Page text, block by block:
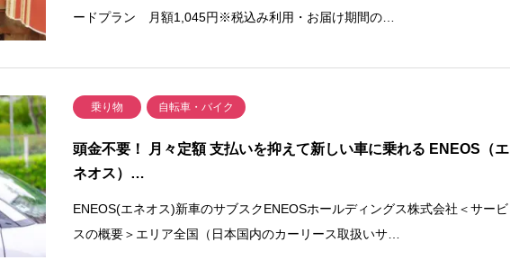
ードプラン 月額1,045円※税込み利用・お届け期間の…
乗り物 自転車・バイク
頭金不要！ 月々定額 支払いを抑えて新しい車に乗れる ENEOS（エ
ネオス）…
ENEOS(エネオス)新車のサブスクENEOSホールディングス株式会社＜サービ
スの概要＞エリア全国（日本国内のカーリース取扱いサ…